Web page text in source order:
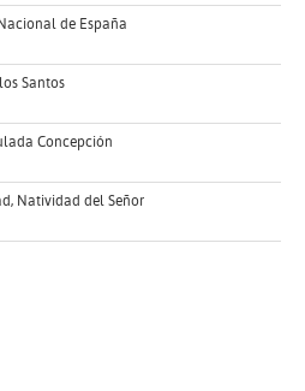
de España
Santos
Concepción
Natividad del Señor